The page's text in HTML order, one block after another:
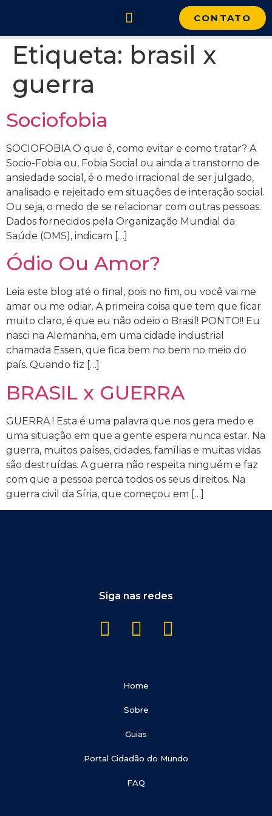
CONTATO
Etiqueta: brasil x
guerra
Sociofobia
SOCIOFOBIA O que é, como evitar e como tratar? A
Socio-Fobia ou, Fobia Social ou ainda a transtorno de
ansiedade social, é o medo irracional de ser julgado,
analisado e rejeitado em situações de interação social.
Ou seja, o medo de se relacionar com outras pessoas.
Dados fornecidos pela Organização Mundial da
Saúde (OMS), indicam […]
Ódio Ou Amor?
Leia este blog até o final, pois no fim, ou você vai me
amar ou me odiar. A primeira coisa que tem que ficar
muito claro, é que eu não odeio o Brasil! PONTO!! Eu
nasci na Alemanha, em uma cidade industrial
chamada Essen, que fica bem no bem no meio do
país. Quando fiz […]
BRASIL x GUERRA
GUERRA ! Esta é uma palavra que nos gera medo e
uma situação em que a gente espera nunca estar. Na
guerra, muitos países, cidades, famílias e muitas vidas
são destruídas. A guerra não respeita ninguém e faz
com que a pessoa perca todos os seus direitos. Na
guerra civil da Síria, que começou em […]
Siga nas redes
Home
Sobre
Guias
Portal Cidadão do Mundo
FAQ